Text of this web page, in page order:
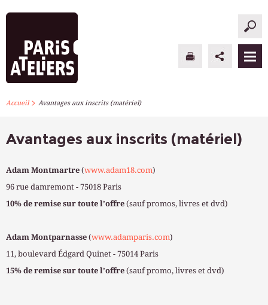
PARIS ATELIERS
STAGES PONCTUELS
INFOS PRATIQUES
S’INSCRIRE
Accueil> Avantages aux inscrits (matériel)
Avantages aux inscrits (matériel)
Adam Montmartre (www.adam18.com)
96 rue damremont - 75018 Paris
10% de remise sur toute l’offre (sauf promos, livres et dvd)
Adam Montparnasse (www.adamparis.com)
11, boulevard Édgard Quinet - 75014 Paris
15% de remise sur toute l’offre (sauf promo, livres et dvd)